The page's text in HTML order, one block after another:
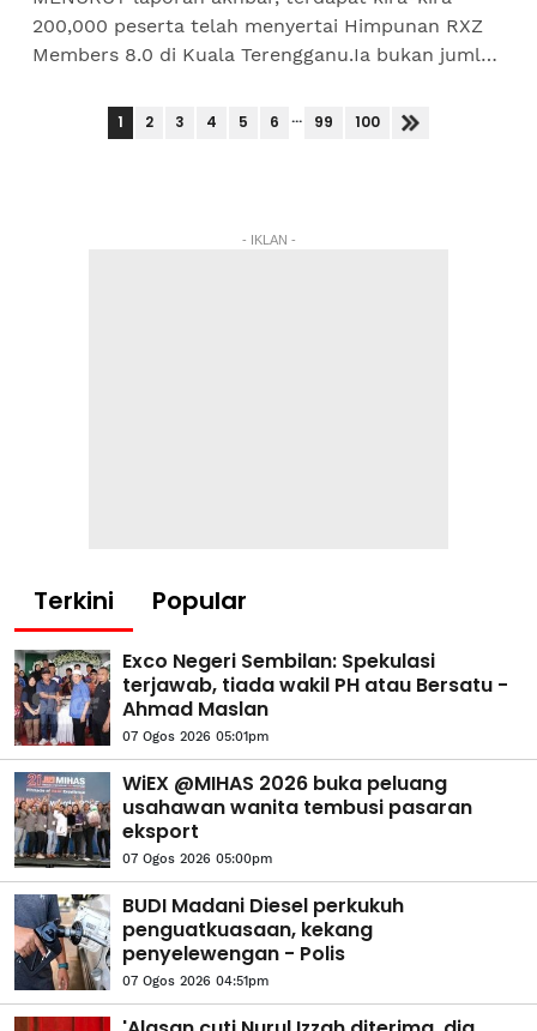
200,000 peserta telah menyertai Himpunan RXZ
Members 8.0 di Kuala Terengganu.Ia bukan jumlah
tetapi kebetulan...
1 2 3 4 5 6 ... 99 100
- IKLAN -
Terkini Popular
Exco Negeri Sembilan: Spekulasi
terjawab, tiada wakil PH atau Bersatu -
Ahmad Maslan
07 Ogos 2026 05:01pm
WiEX @MIHAS 2026 buka peluang
usahawan wanita tembusi pasaran
eksport
07 Ogos 2026 05:00pm
BUDI Madani Diesel perkukuh
penguatkuasaan, kekang
penyelewengan - Polis
07 Ogos 2026 04:51pm